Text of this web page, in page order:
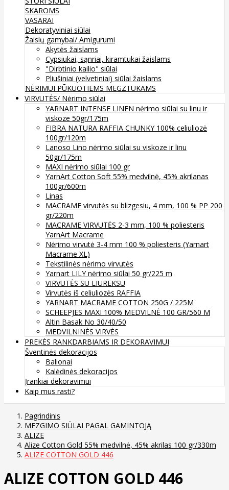
SKAROMS
VASARAI
Dekoratyviniai siūlai
Žaislų gamybai/ Amigurumi
Akytės žaislams
Cypsiukai, sąnriai, kiramtukai žaislams
"Dirbtinio kailio" siūlai
Pliušiniai (velvetiniai) siūlai žaislams
NĖRIMUI PŪKUOTIEMS MEGZTUKAMS
VIRVUTĖS/ Nėrimo siūlai
YARNART INTENSE LINEN nėrimo siūlai su linu ir
viskoze 50gr/175m
FIBRA NATURA RAFFIA CHUNKY 100% celiuliozė
100gr/120m
Lanoso Lino nėrimo siūlai su viskoze ir linu
50gr/175m
MAXI nėrimo siūlai 100 gr
YarnArt Cotton Soft 55% medvilnė, 45% akrilanas
100gr/600m
Linas
MACRAME virvutės su blizgesiu, 4 mm, 100 % PP 200
gr/220m
MACRAME VIRVUTĖS 2-3 mm, 100 % poliesteris
YarnArt Macrame
Nėrimo virvutė 3-4 mm 100 % poliesteris (Yarnart
Macrame XL)
Tekstilinės nėrimo virvutės
Yarnart LILY nėrimo siūlai 50 gr/225 m
VIRVUTĖS SU LIUREKSU
Virvutės iš celiuliozės RAFFIA
YARNART MACRAME COTTON 250G / 225M
SCHEEPJES MAXI 100% MEDVILNĖ 100 GR/560 M
Altin Basak No 30/40/50
MEDVILNINĖS VIRVĖS
PREKĖS RANKDARBIAMS IR DEKORAVIMUI
Šventinės dekoracijos
Balionai
Kalėdinės dekoracijos
Įrankiai dekoravimui
Kaip mus rasti?
Pagrindinis
MEZGIMO SIŪLAI PAGAL GAMINTOJĄ
ALIZE
Alize Cotton Gold 55% medvilnė, 45% akrilas 100 gr/330m
ALIZE COTTON GOLD 446
ALIZE COTTON GOLD 446